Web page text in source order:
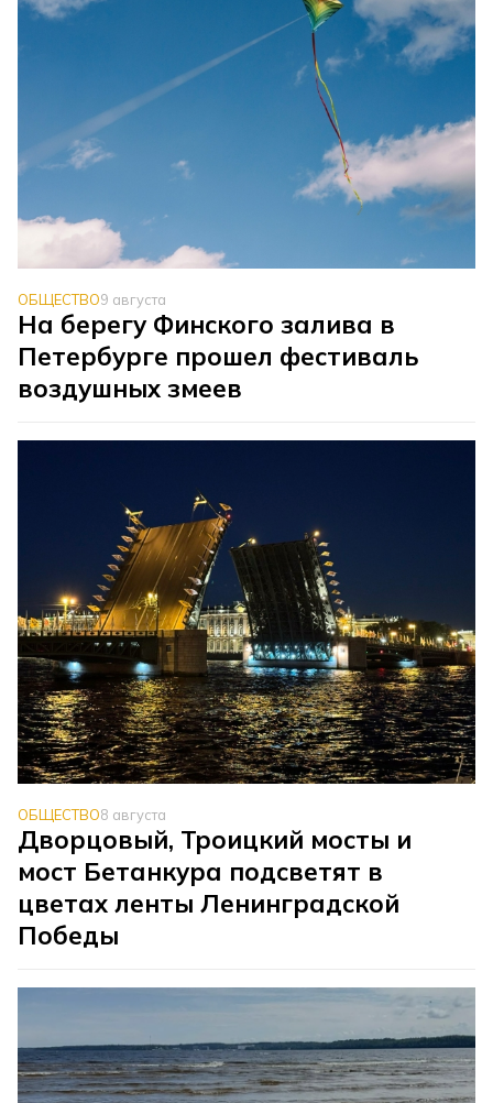
ОБЩЕСТВО9 августа
На берегу Финского залива в
Петербурге прошел фестиваль
воздушных змеев
ОБЩЕСТВО8 августа
Дворцовый, Троицкий мосты и
мост Бетанкура подсветят в
цветах ленты Ленинградской
Победы